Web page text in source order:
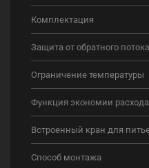
Комплектация
Защита от обратного потока
Ограничение температуры
Функция экономии расхода
Встроенный кран для
Способ монтажа